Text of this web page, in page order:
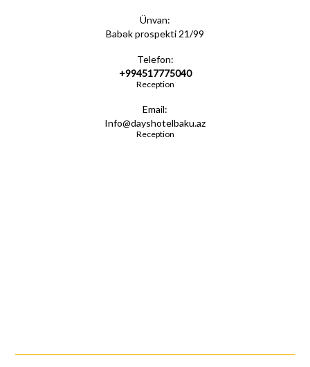
Ünvan:
Babək prospekti 21/99
Telefon:
+994517775040
Reception
Email:
Info@dayshotelbaku.az
Reception